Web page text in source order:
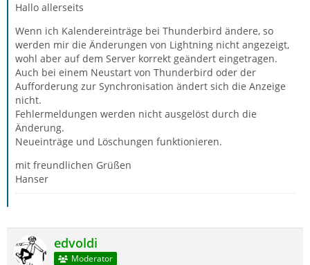
Hallo allerseits
Wenn ich Kalendereinträge bei Thunderbird ändere, so
werden mir die Änderungen von Lightning nicht angezeigt,
wohl aber auf dem Server korrekt geändert eingetragen.
Auch bei einem Neustart von Thunderbird oder der
Aufforderung zur Synchronisation ändert sich die Anzeige
nicht.
Fehlermeldungen werden nicht ausgelöst durch die
Änderung.
Neueinträge und Löschungen funktionieren.
mit freundlichen Grüßen
Hanser
edvoldi
Moderator